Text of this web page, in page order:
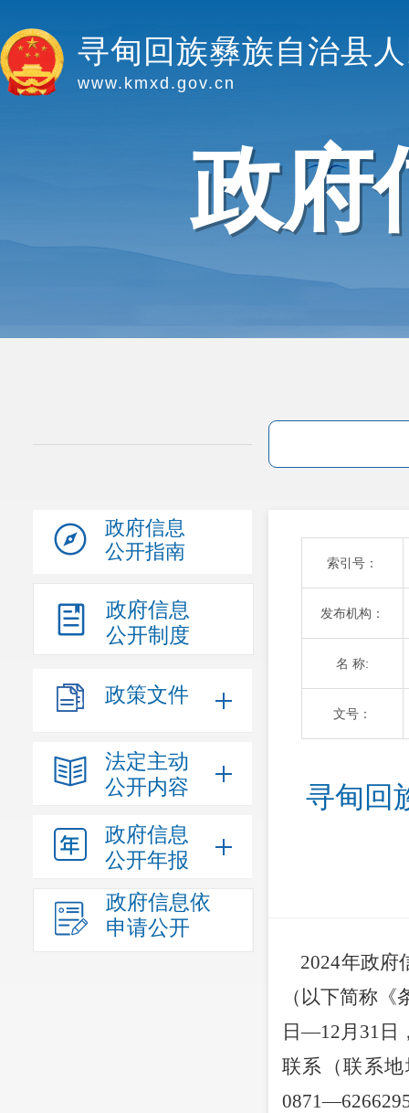
寻甸回族彝族自治县
www.kmxd.gov.cn
政府
政府信息
公开指南
政府信息
公开制度
政策文件
法定主动
公开内容
政府信息
公开年报
政府信息依
申请公开
索引号：
发布机构：
名 称:
文号：
寻甸回
2024年政府
（以下简称
日—12月 31 日
联系（联系